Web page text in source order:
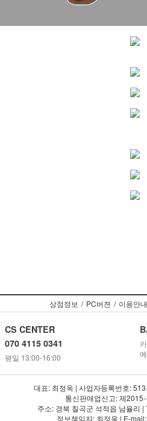
상점정보 / PC버젼 / 이용안내
CS CENTER
070 4115 0341
평일 13:00-16:00
대표: 최정옥 | 사업자등록번호:
통신판매업신고: 제
주소: 경북 칠곡군 석적읍 남율리
정보책임자: 최정옥 | E-